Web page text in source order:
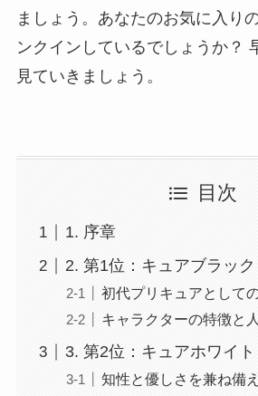
ましょう。あなたのお気に入り
ンクインしているでしょうか？
見ていきましょう。
目次
1. 序章
2. 第1位：キュアブラック
初代プリキュアとして
キャラクターの特徴と
3. 第2位：キュアホワイト
知性と優しさを兼ね備